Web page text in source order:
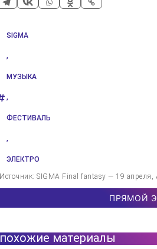
SIGMA
,
МУЗЫКА
,
ФЕСТИВАЛЬ
,
ЭЛЕКТРО
Источник: SIGMA Final fantasy — 19 апреля,
ПРЯМОЙ
похожие материалы